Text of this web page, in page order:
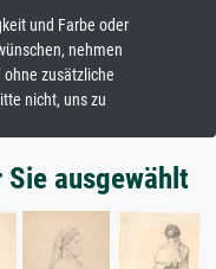
und Farbe oder
nehmen
zusätzliche
nicht, uns zu
ausgewählt